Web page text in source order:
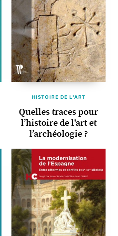
HISTOIRE DE L'ART
Quelles traces pour
l’histoire de l'art et
l’archéologie ?